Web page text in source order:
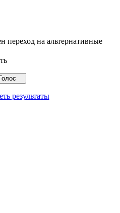
переход на альтернативные
результаты